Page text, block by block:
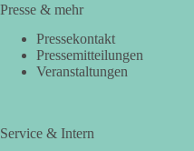
Presse & mehr
Pressekontakt
Pressemitteilungen
Veranstaltungen
Service & Intern